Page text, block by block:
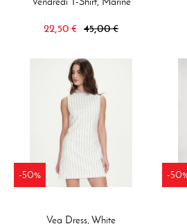
22,50 € 45,00 €
-50%
Vea Dress, White
-